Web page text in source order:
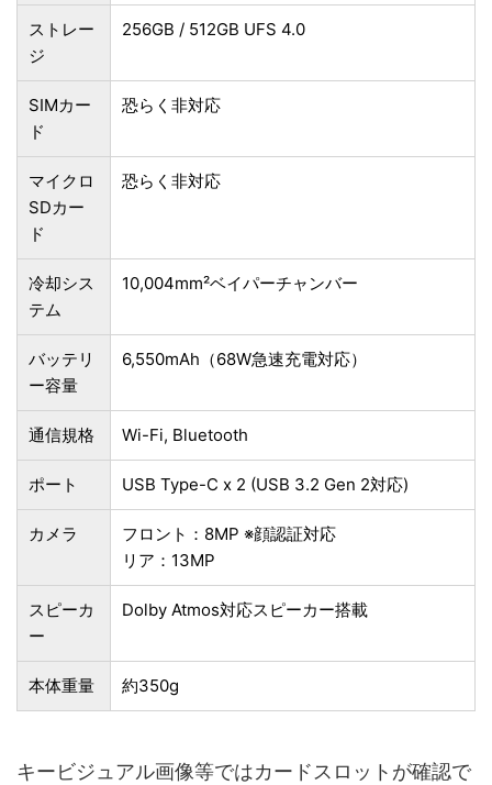
ストレー
ジ
256GB / 512GB UFS 4.0
SIMカー
ド
恐らく非対応
マイクロ
SDカー
ド
恐らく非対応
冷却シス
テム
10,004mm²ベイパーチャンバー
バッテリ
ー容量
6,550mAh（68W急速充電対応）
通信規格 Wi-Fi, Bluetooth
ポート USB Type-C x 2 (USB 3.2 Gen 2対応)
カメラ
フロント：8MP ※顔認証対応
リア：13MP
スピーカ
ー
Dolby Atmos対応スピーカー搭載
本体重量 約350g
キービジュアル画像等ではカードスロットが確認で